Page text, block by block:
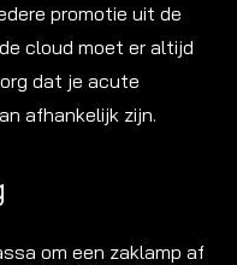
promotie uit de
cloud moet er altijd
dat je acute
afhankelijk zijn.
om een zaklamp af